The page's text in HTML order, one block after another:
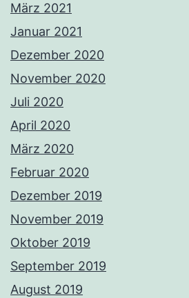
März 2021
Januar 2021
Dezember 2020
November 2020
Juli 2020
April 2020
März 2020
Februar 2020
Dezember 2019
November 2019
Oktober 2019
September 2019
August 2019